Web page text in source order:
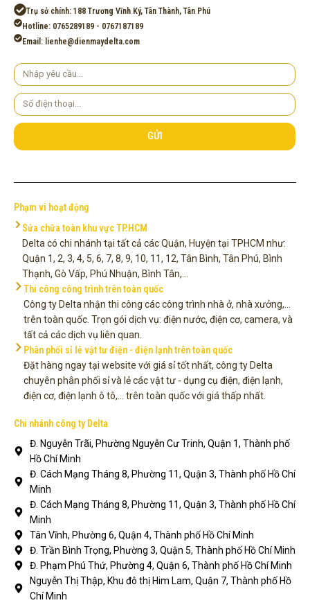
Trụ sở chính: 188 Trương Vĩnh Ký, Tân Thành, Tân Phú
Hotline: 0765289189 - 0767187189
Email: lienhe@dienmaydelta.com
Yêu
cầu
Số
điện
thoại
GỬI
Phạm vi hoạt động
Sửa chữa toàn khu vực TP.HCM
Delta có chi nhánh tại tất cả các Quận, Huyện tại TPHCM như:
Quận 1, 2, 3, 4, 5, 6, 7, 8, 9, 10, 11, 12, Tân Bình, Tân Phú, Bình
Thạnh, Gò Vấp, Phú Nhuận, Bình Tân,...
Thi công công trình trên toàn quốc
Công ty Delta nhận thi công các công trình nhà ở, nhà xưởng,...
trên toàn quốc. Trọn gói dịch vụ: điện nước, điện cơ, camera, và
tất cả các dịch vụ liên quan.
Phân phối sỉ lẻ vật tư điện - điện lạnh trên toàn quốc
Đặt hàng ngay tại website với giá sỉ tốt nhất, công ty Delta
chuyên phân phối sỉ và lẻ các vật tư - dụng cụ điện, điện lạnh,
điện cơ, điện lạnh ô tô,... trên toàn quốc với giá thấp nhất.
Chi nhánh công ty Delta
Đ. Nguyễn Trãi, Phường Nguyễn Cư Trinh, Quận 1, Thành phố
Hồ Chí Minh
Đ. Cách Mạng Tháng 8, Phường 11, Quận 3, Thành phố Hồ Chí
Minh
Đ. Cách Mạng Tháng 8, Phường 11, Quận 3, Thành phố Hồ Chí
Minh
Tân Vĩnh, Phường 6, Quận 4, Thành phố Hồ Chí Minh
Đ. Trần Bình Trọng, Phường 3, Quận 5, Thành phố Hồ Chí Minh
Đ. Phạm Phú Thứ, Phường 4, Quận 6, Thành phố Hồ Chí Minh
Nguyễn Thị Thập, Khu đô thị Him Lam, Quận 7, Thành phố Hồ
Chí Minh